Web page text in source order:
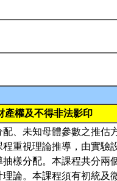
產權及不得非法影印
、未知母體參數之推估
重視理論推導，由實驗
樣分配。本課程共分兩
論。本課程須有初統及